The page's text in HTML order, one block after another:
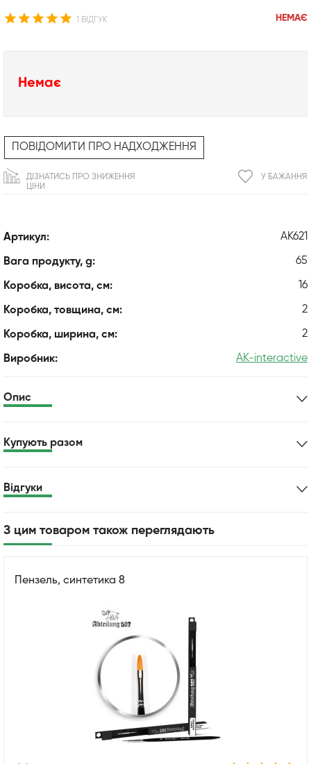
1 ВІДГУК НЕМАЄ
Артикул: AK621
Вага продукту, g: 65
Коробка, висота, см: 16
Коробка, товщина, см: 2
Коробка, ширина, см: 2
Виробник: AK-interactive
Немає
ПОВІДОМИТИ ПРО НАДХОДЖЕННЯ
У БАЖАННЯ
ДІЗНАТИСЬ ПРО ЗНИЖЕННЯ
ЦІНИ
Опис
Купують разом
Відгуки
З цим товаром також переглядають
Пензель, синтетика 8